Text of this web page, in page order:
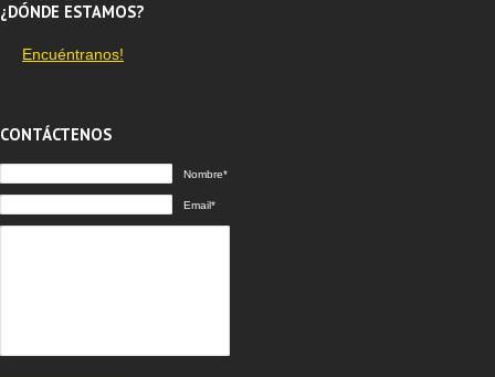
¿DÓNDE ESTAMOS?
Encuéntranos!
CONTÁCTENOS
Nombre*
Email*